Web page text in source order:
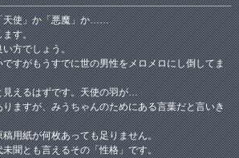
天使」か「悪魔」か……
ます。
い方でしょう。
すがもうすでに世の男性をメロメロにし倒してま
見えるはずです。天使の羽が…
ますが、みうちゃんのためにある言葉だと言いき
用紙が何枚あっても足りません。
聞とも言えるその「性格」です。